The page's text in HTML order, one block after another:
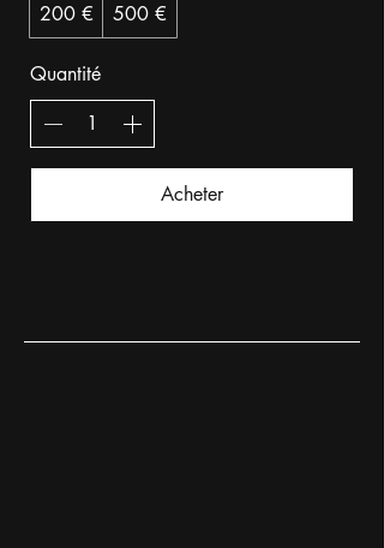
200 €
500 €
Quantité
Acheter